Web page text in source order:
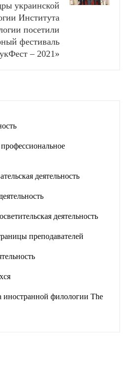
украинской
Института
посетили
фестиваль
– 2021»
деятельность
деятельность
преподавателей
иностранной филологии The